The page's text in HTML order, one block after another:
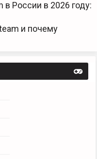
в России в 2026 году:
и почему